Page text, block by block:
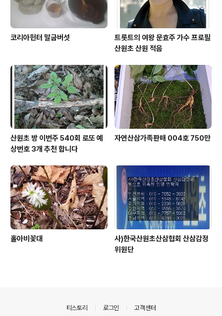
코리아헌터 말굽버섯
트롯트의 여왕 문효주 가수 프로필
산원초 산원 적음
산원초 방 이번주 540회 로또 예
상번호 3개 추천 합니다
자연산삼가족판매 004호 750만
홀아비꽃대
사)한국산원초산삼협회 산삼감정
위원단
티스토리 로그인 고객센터